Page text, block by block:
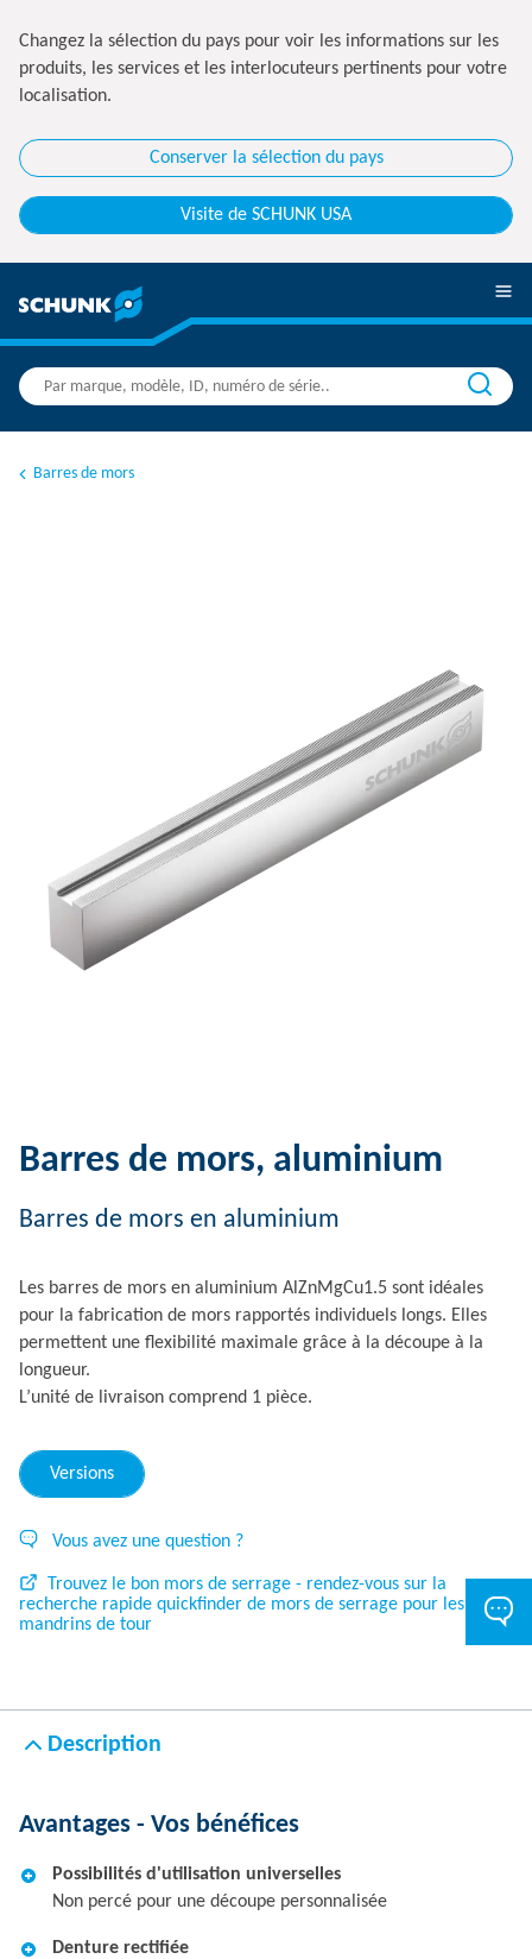
Changez la sélection du pays pour voir les informations sur les
produits, les services et les interlocuteurs pertinents pour votre
localisation.
Conserver la sélection du pays
Visite de SCHUNK USA
Barres de mors
Barres de mors, aluminium
Barres de mors en aluminium
Les barres de mors en aluminium AlZnMgCu1.5 sont idéales
pour la fabrication de mors rapportés individuels longs. Elles
permettent une flexibilité maximale grâce à la découpe à la
longueur.
L’unité de livraison comprend 1 pièce.
Versions
Vous avez une question ?
Trouvez le bon mors de serrage - rendez-vous sur la
recherche rapide quickfinder de mors de serrage pour les
mandrins de tour
Description
Avantages - Vos bénéfices
Possibilités d'utilisation universelles
Non percé pour une découpe personnalisée
Denture rectifiée